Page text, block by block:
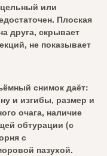
или
Плоская
друга, скрывает
не показывает
снимок даёт:
и изгибы, размер и
очага, наличие
обтурации (с
с
пазухой.